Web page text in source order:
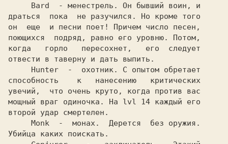
драться  пока  не разучился. Но кроме того
он  еще  и песни поет! Причем число песен,
поющихся  подряд, равно его уровню. Потом,
когда   горло   пересохнет,   его  следует
отвести в таверну и дать выпить.
способность    к   нанесению   критических
увечий,  что очень круто, когда против вас
мощный враг одиночка. На lvl 14 каждый его
второй удар смертелен.
Убийца каких поискать.